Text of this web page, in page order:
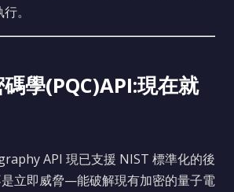
。
學(PQC)API:現在就
API 現已支援 NIST 標準化的後
立即威脅—能破解現有加密的量子電